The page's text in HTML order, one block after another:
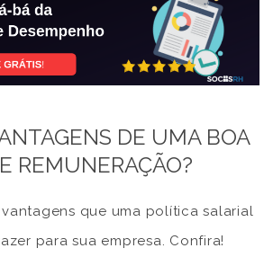
DE UMA BOA
REMUNERAÇÃO?
vantagens que uma política salarial
para sua empresa. Confira!